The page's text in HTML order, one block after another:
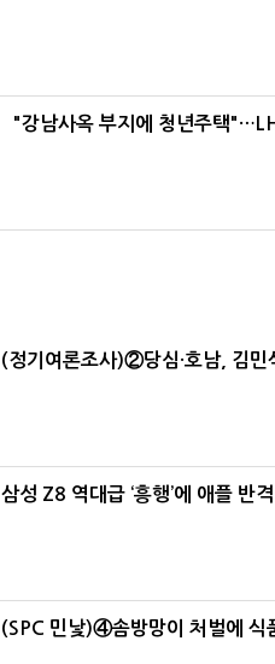
"강남사옥 부지에 청년주택
(정기여론조사)②당심·호남, 김
삼성 Z8 역대급 ‘흥행’에 애플 반
(SPC 민낯)④솜방망이 처벌에 식